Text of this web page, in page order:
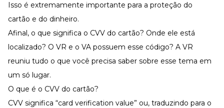
Treinamento de Produto
Desenvolva a sua equipe
Materiais Gratuitos
Materiais Gratuitos
Todos os Materiais Gratuitos
Confira nossos materiais
Isso é extremamente importante para a proteção do
cartão e do dinheiro.
Afinal, o que significa o CVV do cartão? Onde ele está
localizado? O VR e o VA possuem esse código? A VR
reuniu tudo o que você precisa saber sobre esse tema em
um só lugar.
O que é o CVV do cartão?
CVV significa “card verification value” ou, traduzindo para o